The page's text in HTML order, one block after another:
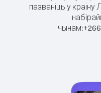
пазваніць у краіну
чынам:+266